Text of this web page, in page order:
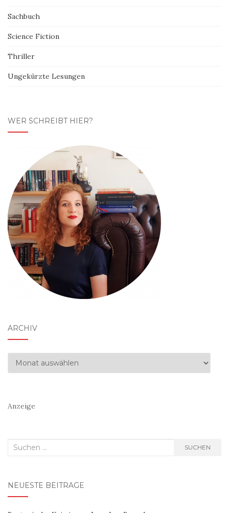
Sachbuch
Science Fiction
Thriller
Ungekürzte Lesungen
WER SCHREIBT HIER?
ARCHIV
Archiv
Anzeige
Suchen
SUCHEN
NEUESTE BEITRÄGE